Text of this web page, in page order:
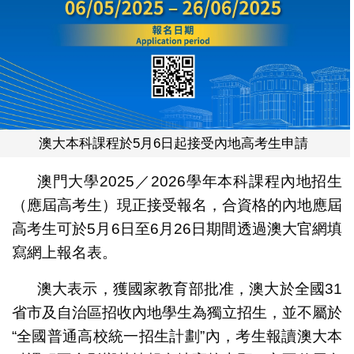
澳大本科課程於5月6日起接受內地高考生申請
澳門大學2025／2026學年本科課程內地招生
（應屆高考生）現正接受報名，合資格的內地應屆
高考生可於5月6日至6月26日期間透過澳大官網填
寫網上報名表。
澳大表示，獲國家教育部批准，澳大於全國31
省市及自治區招收內地學生為獨立招生，並不屬於
“全國普通高校統一招生計劃”內，考生報讀澳大本